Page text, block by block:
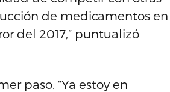
de medicamentos en
del 2017,” puntualizó
paso. “Ya estoy en